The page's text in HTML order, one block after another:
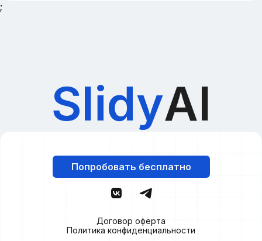
;
SlidyAI
Попробовать бесплатно
Договор оферта
Политика конфиденциальности